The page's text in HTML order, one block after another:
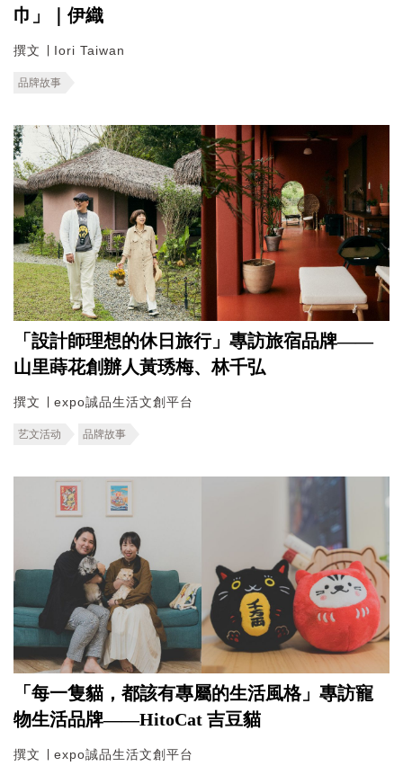
巾」｜伊織
撰文 ∣ Iori Taiwan
品牌故事
「設計師理想的休日旅行」專訪旅宿品牌——
山里蒔花創辦人黃琇梅、林千弘
撰文 ∣ expo誠品生活文創平台
艺文活动 品牌故事
「每一隻貓，都該有專屬的生活風格」專訪寵
物生活品牌——HitoCat 吉豆貓
撰文 ∣ expo誠品生活文創平台